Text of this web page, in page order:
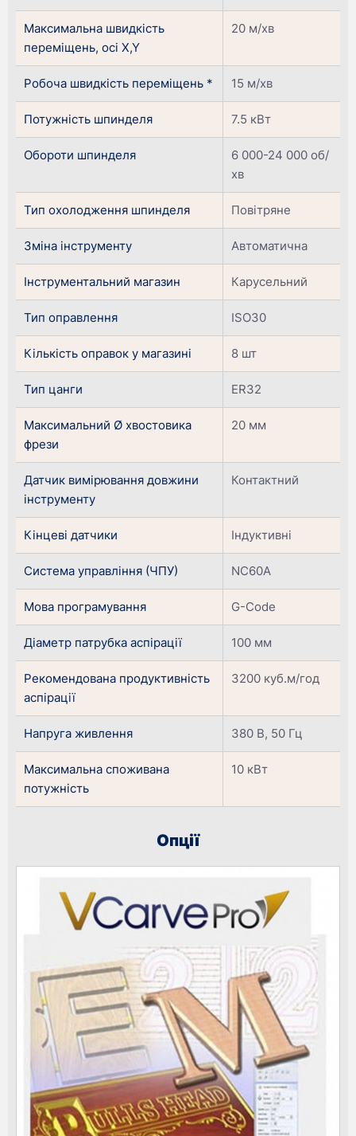
Максимальна швидкість
переміщень, осі X,Y
20 м/хв
Робоча швидкість переміщень * 15 м/хв
Потужність шпинделя 7.5 кВт
Обороти шпинделя
6 000-24 000 об/
хв
Тип охолодження шпинделя Повітряне
Зміна інструменту Автоматична
Інструментальний магазин Карусельний
Тип оправлення ISO30
Кількість оправок у магазині 8 шт
Тип цанги ER32
Максимальний Ø хвостовика
фрези
20 мм
Датчик вимірювання довжини
інструменту
Контактний
Кінцеві датчики Індуктивні
Система управління (ЧПУ) NC60A
Мова програмування G-Code
Діаметр патрубка аспірації 100 мм
Рекомендована продуктивність
аспірації
3200 куб.м/год
Напруга живлення 380 В, 50 Гц
Максимальна споживана
потужність
10 кВт
Опції